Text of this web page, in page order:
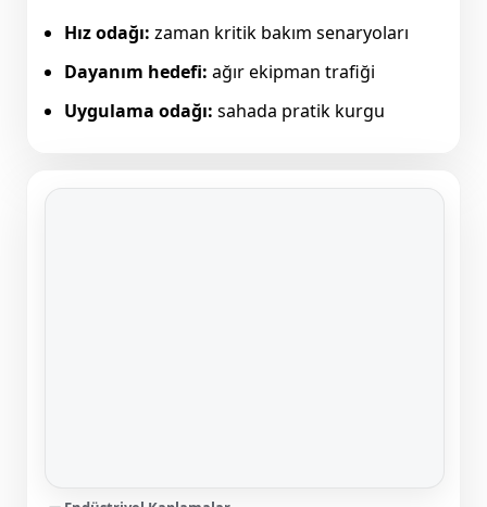
Hız odağı: zaman kritik bakım senaryoları
Dayanım hedefi: ağır ekipman trafiği
Uygulama odağı: sahada pratik kurgu